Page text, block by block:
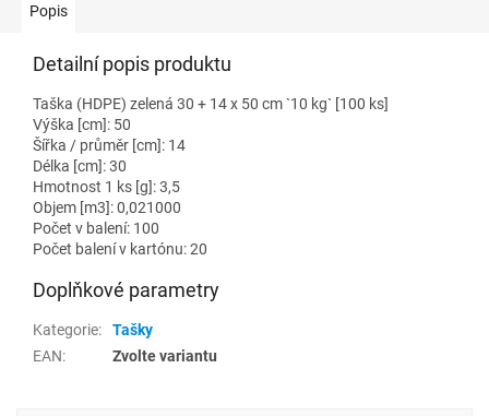
Popis
Detailní popis produktu
Taška (HDPE) zelená 30 + 14 x 50 cm `10 kg` [100 ks]
Výška [cm]: 50
Šířka / průměr [cm]: 14
Délka [cm]: 30
Hmotnost 1 ks [g]: 3,5
Objem [m3]: 0,021000
Počet v balení: 100
Počet balení v kartónu: 20
Doplňkové parametry
Kategorie:
Tašky
EAN: Zvolte variantu